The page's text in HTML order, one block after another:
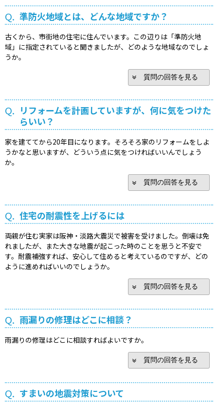
Q. 準防火地域とは、どんな地域ですか？
古くから、市街地の住宅に住んでいます。この辺りは「準防火地
域」に指定されていると聞きましたが、どのような地域なのでしょ
うか。
質問の回答を見る
Q. リフォームを計画していますが、何に気をつけた
らいい？
家を建ててから20年目になります。そろそろ家のリフォームをしよ
うかなと思いますが、どういう点に気をつければいいんでしょう
か。
質問の回答を見る
Q. 住宅の耐震性を上げるには
両親が住む実家は阪神・淡路大震災で被害を受けました。倒壊は免
れましたが、また大きな地震が起こった時のことを思うと不安で
す。耐震補強すれば、安心して住めると考えているのですが、どの
ように進めればいいのでしょうか。
質問の回答を見る
Q. 雨漏りの修理はどこに相談？
雨漏りの修理はどこに相談すればよいですか。
質問の回答を見る
Q. すまいの地震対策について